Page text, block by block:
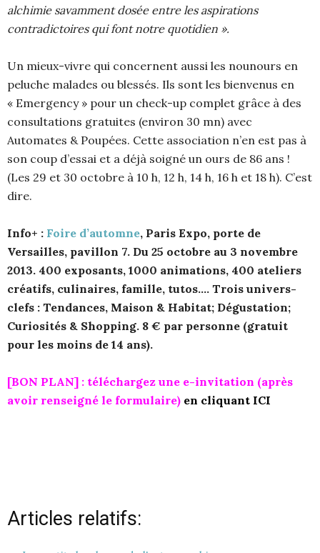
alchimie savamment dosée entre les aspirations
contradictoires qui font notre quotidien ».
Un mieux-vivre qui concernent aussi les nounours en
peluche malades ou blessés. Ils sont les bienvenus en
« Emergency » pour un check-up complet grâce à des
consultations gratuites (environ 30 mn) avec
Automates & Poupées. Cette association n’en est pas à
son coup d’essai et a déjà soigné un ours de 86 ans !
(Les 29 et 30 octobre à 10 h, 12 h, 14 h, 16 h et 18 h). C’est
dire.
Info+ : Foire d’automne, Paris Expo, porte de
Versailles, pavillon 7. Du 25 octobre au 3 novembre
2013. 400 exposants, 1000 animations, 400 ateliers
créatifs, culinaires, famille, tutos…. Trois univers-
clefs : Tendances, Maison & Habitat; Dégustation;
Curiosités & Shopping. 8 € par personne (gratuit
pour les moins de 14 ans).
[BON PLAN] : téléchargez une e-invitation (après
avoir renseigné le formulaire) en cliquant ICI
Articles relatifs: